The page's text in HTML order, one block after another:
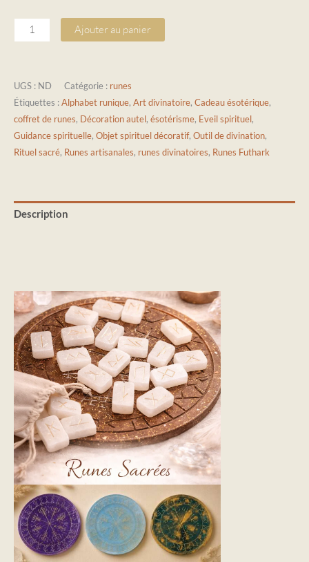
Ajouter au panier
UGS : ND Catégorie : runes
Étiquettes :Alphabet runique, Art divinatoire, Cadeau ésotérique,
coffret de runes, Décoration autel, ésotérisme, Eveil spirituel,
Guidance spirituelle, Objet spirituel décoratif, Outil de divination,
Rituel sacré, Runes artisanales, runes divinatoires, Runes Futhark
Description